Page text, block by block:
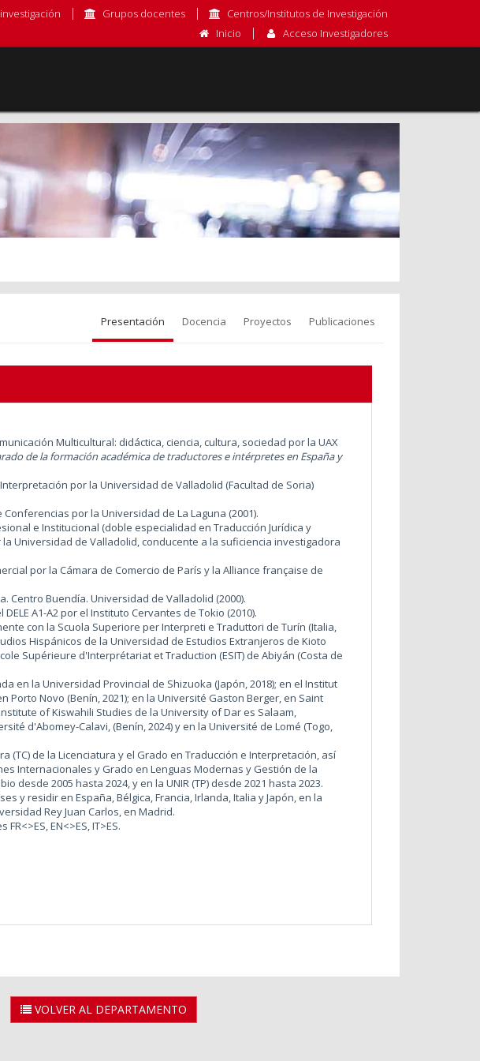
Grupos docentes
Centros/Institutos de Investigación
Inicio
Acceso Investigadores
Presentación Docencia Proyectos Publicaciones
Multicultural: didáctica, ciencia, cultura, sociedad por la UAX
de la formación académica de traductores e intérpretes en España y
por la Universidad de Valladolid (Facultad de Soria)
por la Universidad de La Laguna (2001).
e Institucional (doble especialidad en Traducción Jurídica y
Universidad de Valladolid, conducente a la suficiencia investigadora
por la Cámara de Comercio de París y la Alliance française de
Centro Buendía. Universidad de Valladolid (2000).
A1-A2 por el Instituto Cervantes de Tokio (2010).
con la Scuola Superiore per Interpreti e Traduttori de Turín (Italia,
Hispánicos de la Universidad de Estudios Extranjeros de Kioto
Supérieure d'Interprétariat et Traduction (ESIT) de Abiyán (Costa de
en la Universidad Provincial de Shizuoka (Japón, 2018); en el Institut
Porto Novo (Benín, 2021); en la Université Gaston Berger, en Saint
of Kiswahili Studies de la University of Dar es Salaam,
d'Abomey-Calavi, (Benín, 2024) y en la Université de Lomé (Togo,
(TC) de la Licenciatura y el Grado en Traducción e Interpretación, así
Internacionales y Grado en Lenguas Modernas y Gestión de la
desde 2005 hasta 2024, y en la UNIR (TP) desde 2021 hasta 2023.
y residir en España, Bélgica, Francia, Irlanda, Italia y Japón, en la
Rey Juan Carlos, en Madrid.
EN<>ES, IT>ES.
VOLVER AL DEPARTAMENTO